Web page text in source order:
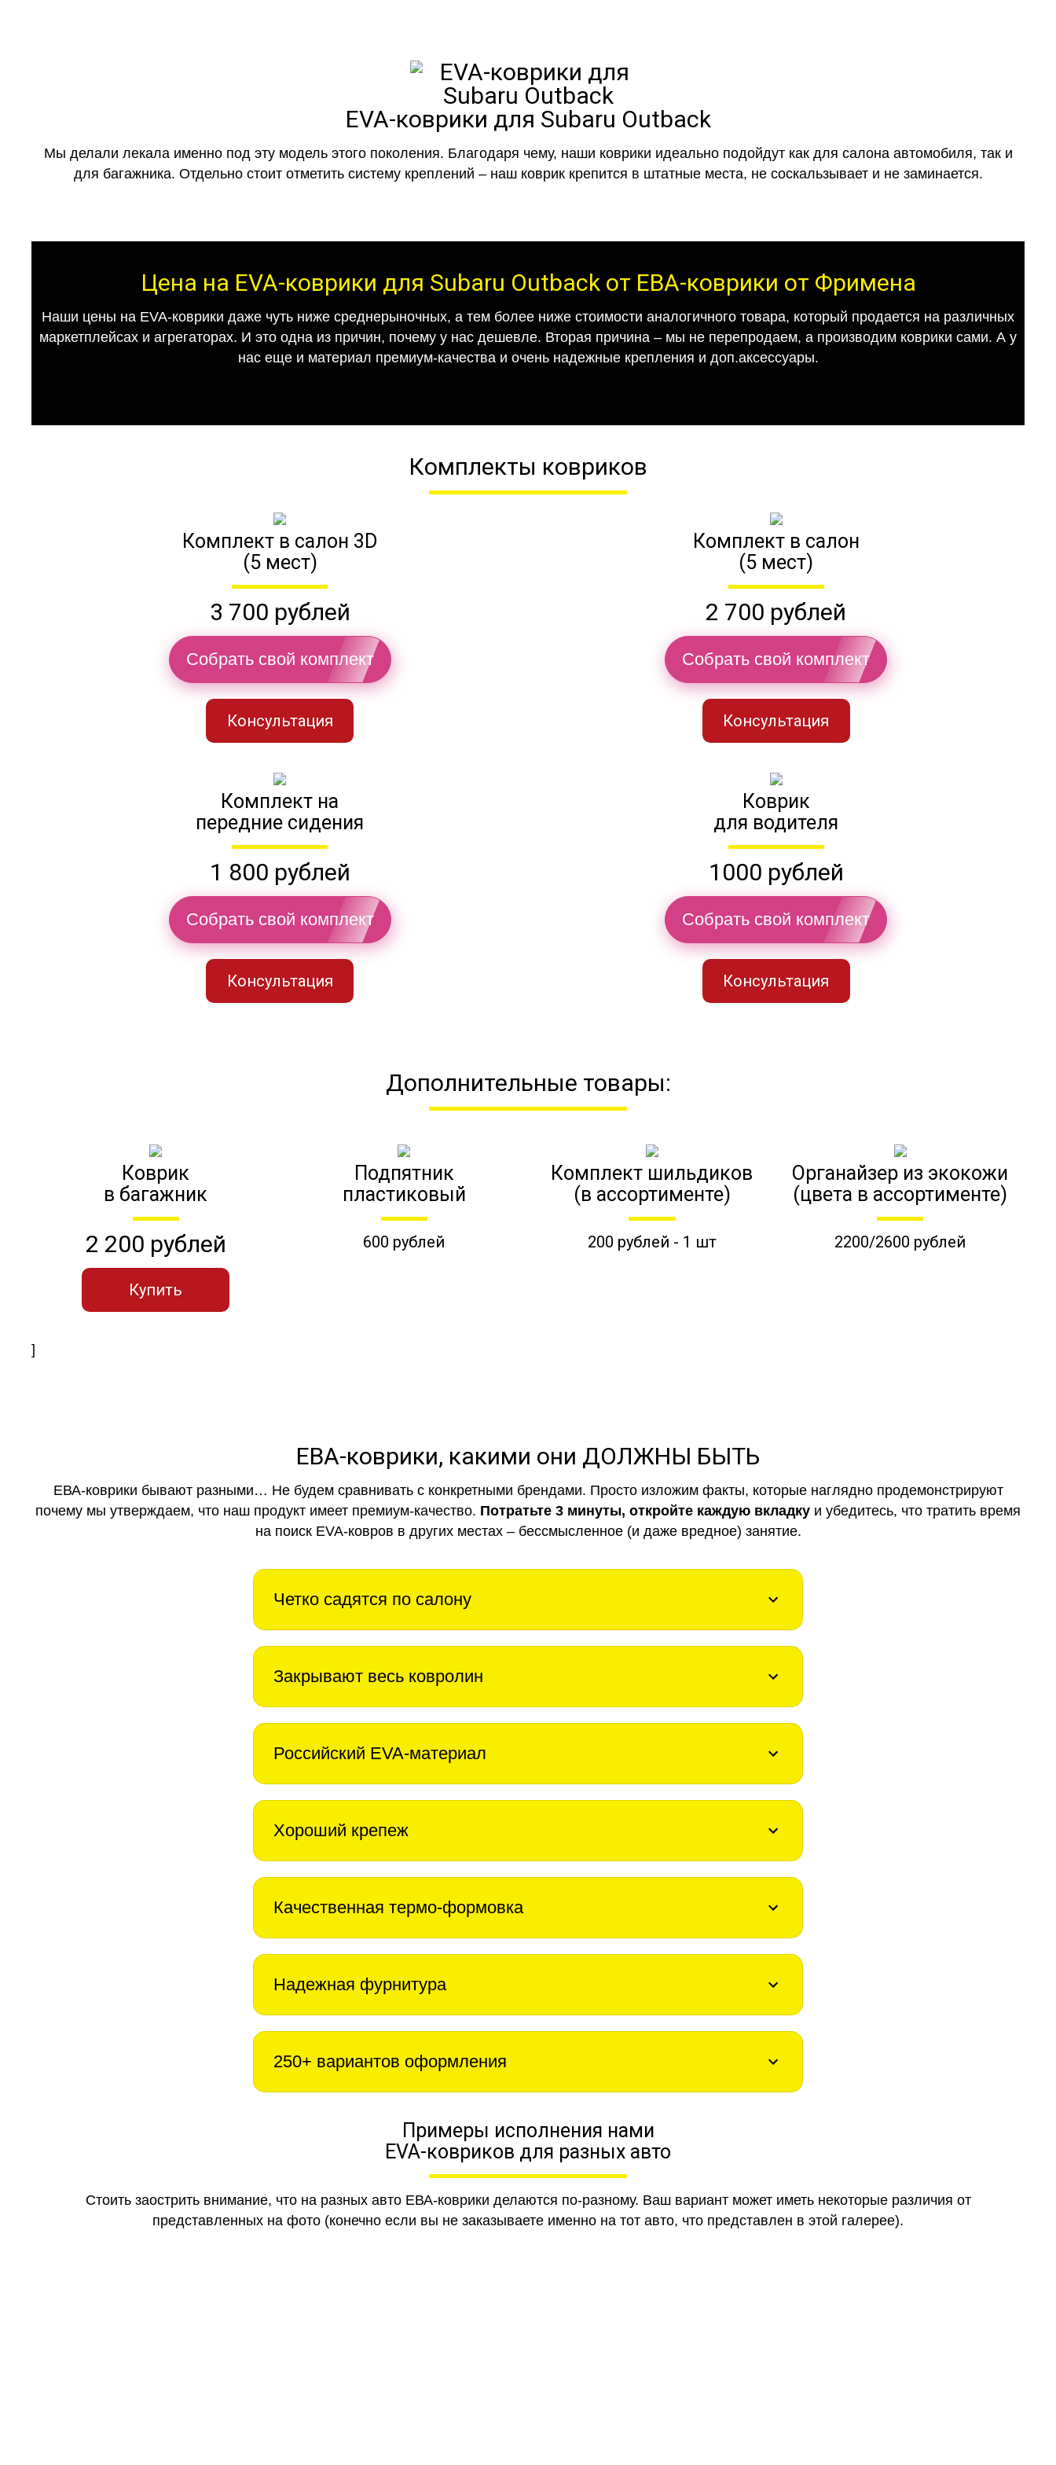
EVA-коврики для Subaru Outback
Мы делали лекала именно под эту модель этого поколения. Благодаря чему, наши коврики идеально подойдут как для салона автомобиля, так и
для багажника. Отдельно стоит отметить систему креплений – наш коврик крепится в штатные места, не соскальзывает и не заминается.
Цена на EVA-коврики для Subaru Outback от ЕВА-коврики от Фримена
Наши цены на EVA-коврики даже чуть ниже среднерыночных, а тем более ниже стоимости аналогичного товара, который продается на различных
маркетплейсах и агрегаторах. И это одна из причин, почему у нас дешевле. Вторая причина – мы не перепродаем, а производим коврики сами. А у
нас еще и материал премиум-качества и очень надежные крепления и доп.аксессуары.
Комплекты ковриков
Комплект в салон 3D
(5 мест)
3 700 рублей
Собрать свой комплект
Консультация
Комплект в салон
(5 мест)
2 700 рублей
Собрать свой комплект
Консультация
Комплект на
передние сидения
1 800 рублей
Собрать свой комплект
Консультация
Коврик
для водителя
1000 рублей
Собрать свой комплект
Консультация
Дополнительные товары:
Коврик
в багажник
2 200 рублей
Купить
Подпятник
пластиковый
600 рублей
Комплект шильдиков
(в ассортименте)
200 рублей - 1 шт
Органайзер из экокожи
(цвета в ассортименте)
2200/2600 рублей
]
ЕВА-коврики, какими они ДОЛЖНЫ БЫТЬ
ЕВА-коврики бывают разными… Не будем сравнивать с конкретными брендами. Просто изложим факты, которые наглядно продемонстрируют
почему мы утверждаем, что наш продукт имеет премиум-качество. Потратьте 3 минуты, откройте каждую вкладку и убедитесь, что тратить время
на поиск EVA-ковров в других местах – бессмысленное (и даже вредное) занятие.
Четко садятся по салону
Закрывают весь ковролин
Российский EVA-материал
Хороший крепеж
Качественная термо-формовка
Надежная фурнитура
250+ вариантов оформления
Примеры исполнения нами
EVA-ковриков для разных авто
Стоить заострить внимание, что на разных авто ЕВА-коврики делаются по-разному. Ваш вариант может иметь некоторые различия от
представленных на фото (конечно если вы не заказываете именно на тот авто, что представлен в этой галерее).